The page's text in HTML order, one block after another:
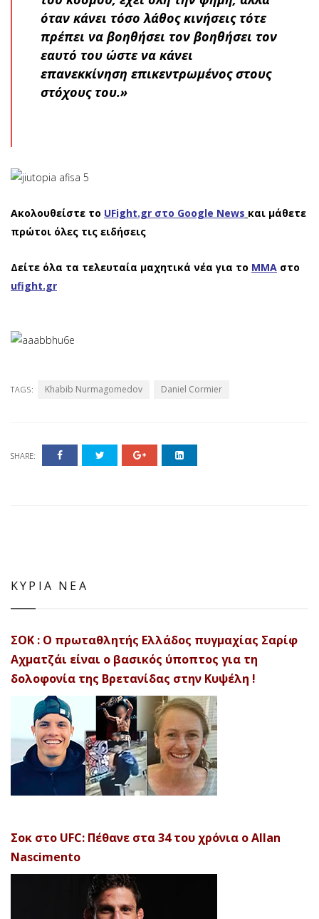
όταν κάνει τόσο λάθος κινήσεις τότε
πρέπει να βοηθήσει τον βοηθήσει τον
εαυτό του ώστε να κάνει
επανεκκίνηση επικεντρωμένος στους
στόχους του.»
Ακολουθείστε το UFight.gr στο Google News και μάθετε
πρώτοι όλες τις ειδήσεις
Δείτε όλα τα τελευταία μαχητικά νέα για το ΜΜΑ στο
ufight.gr
TAGS: Khabib Nurmagomedov Daniel Cormier
SHARE:
ΚΥΡΙΑ ΝΕΑ
ΣΟΚ : Ο πρωταθλητής Ελλάδος πυγμαχίας Σαρίφ
Αχματζάι είναι ο βασικός ύποπτος για τη
δολοφονία της Βρετανίδας στην Κυψέλη !
Σοκ στο UFC: Πέθανε στα 34 του χρόνια ο Allan
Nascimento